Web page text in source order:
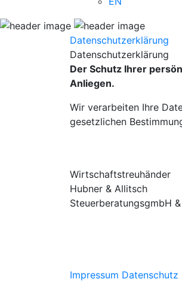
Datenschutzerklärung
Datenschutzerklärung
Der Schutz Ihrer
Anliegen.
Wir verarbeiten Ihre
gesetzlichen
Wirtschaftstreuhänder
Hubner & Allitsch
SteuerberatungsgmbH &
Impressum Datenschutz